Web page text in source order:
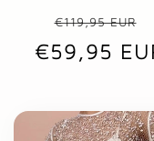
Prix
habituel
€119,95 EUR
€59,95